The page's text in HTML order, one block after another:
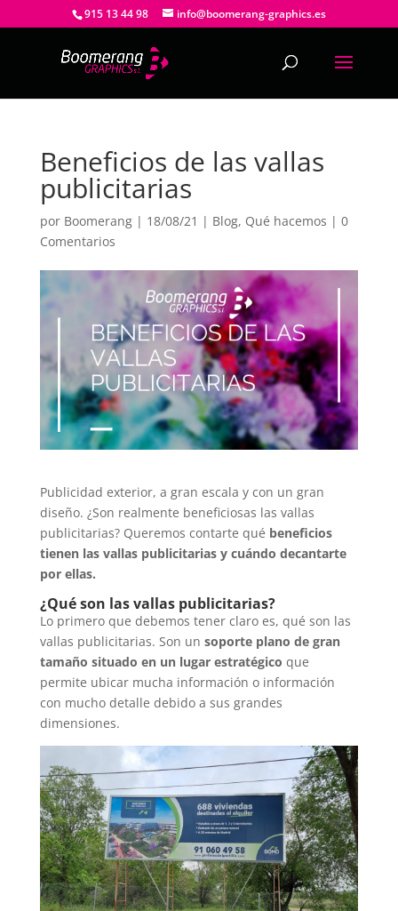
915 13 44 98 info@boomerang-graphics.es
Beneficios de las vallas
publicitarias
por Boomerang| 18/08/21 | Blog, Qué hacemos | 0
Comentarios
Publicidad exterior, a gran escala y con un gran
diseño. ¿Son realmente beneficiosas las vallas
publicitarias? Queremos contarte qué beneficios
tienen las vallas publicitarias y cuándo decantarte
por ellas.
¿Qué son las vallas publicitarias?
Lo primero que debemos tener claro es, qué son las
vallas publicitarias. Son un soporte plano de gran
tamaño situado en un lugar estratégico que
permite ubicar mucha información o información
con mucho detalle debido a sus grandes
dimensiones.